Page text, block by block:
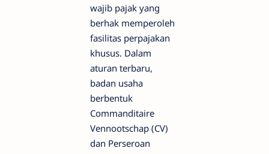
wajib pajak yang
berhak memperoleh
fasilitas perpajakan
khusus. Dalam
aturan terbaru,
badan usaha
berbentuk
Commanditaire
Vennootschap (CV)
dan Perseroan